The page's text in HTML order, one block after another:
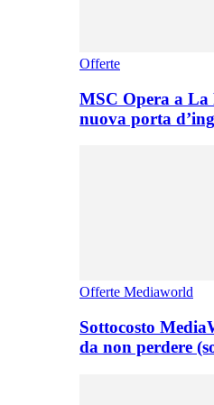
Offerte
MSC Opera a La
nuova porta
Offerte Mediaworld
Sottocosto
da non perdere